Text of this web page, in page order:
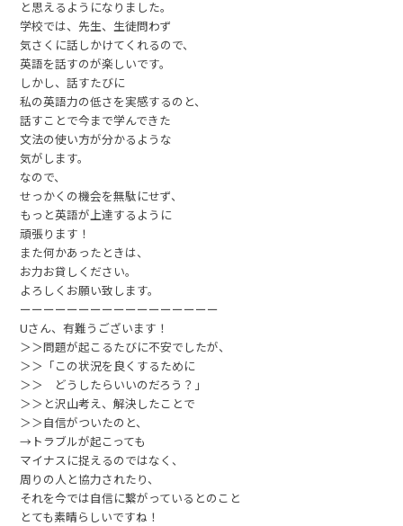
と思えるようになりました。
学校では、先生、生徒問わず
気さくに話しかけてくれるので、
英語を話すのが楽しいです。
しかし、話すたびに
私の英語力の低さを実感するのと、
話すことで今まで学んできた
文法の使い方が分かるような
気がします。
なので、
せっかくの機会を無駄にせず、
もっと英語が上達するように
頑張ります！
また何かあったときは、
お力お貸しください。
よろしくお願い致します。
ーーーーーーーーーーーーーーーーー
Uさん、有難うございます！
＞＞問題が起こるたびに不安でしたが、
＞＞「この状況を良くするために
＞＞ どうしたらいいのだろう？」
＞＞と沢山考え、解決したことで
＞＞自信がついたのと、
→トラブルが起こっても
マイナスに捉えるのではなく、
周りの人と協力されたり、
それを今では自信に繋がっているとのこと
とても素晴らしいですね！